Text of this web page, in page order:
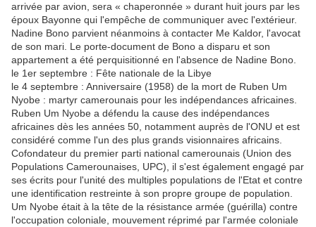
arrivée par avion, sera « chaperonnée » durant huit jours par les
époux Bayonne qui l'empêche de communiquer avec l'extérieur.
Nadine Bono parvient néanmoins à contacter Me Kaldor, l'avocat
de son mari. Le porte-document de Bono a disparu et son
appartement a été perquisitionné en l'absence de Nadine Bono.
le 1er septembre : Fête nationale de la Libye
le 4 septembre : Anniversaire (1958) de la mort de Ruben Um
Nyobe : martyr camerounais pour les indépendances africaines.
Ruben Um Nyobe a défendu la cause des indépendances
africaines dès les années 50, notamment auprès de l'ONU et est
considéré comme l'un des plus grands visionnaires africains.
Cofondateur du premier parti national camerounais (Union des
Populations Camerounaises, UPC), il s'est également engagé par
ses écrits pour l'unité des multiples populations de l'Etat et contre
une identification restreinte à son propre groupe de population.
Um Nyobe était à la tête de la résistance armée (guérilla) contre
l'occupation coloniale, mouvement réprimé par l'armée coloniale